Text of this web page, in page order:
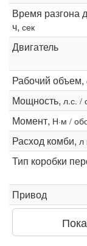
Время разгона
ч, сек
Двигатель
Рабочий объем,
Мощность, л.с. /
Момент, Н·м /
Расход комби, л
Тип коробки
Привод